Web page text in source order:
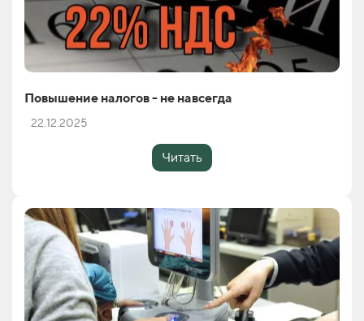
Повышение налогов - не навсегда
22.12.2025
Читать